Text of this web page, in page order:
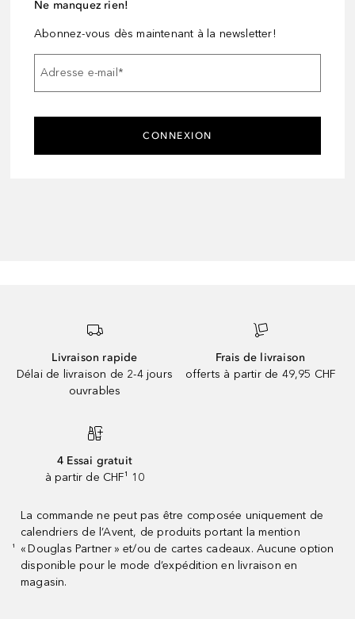
Ne manquez rien!
Abonnez-vous dès maintenant à la newsletter!
Adresse e-mail*
CONNEXION
Livraison rapide
Délai de livraison de 2-4 jours
ouvrables
Frais de livraison
offerts à partir de 49,95 CHF
4 Essai gratuit
à partir de CHF¹ 10
¹
La commande ne peut pas être composée uniquement de
calendriers de l’Avent, de produits portant la mention
« Douglas Partner » et/ou de cartes cadeaux. Aucune option
disponible pour le mode d’expédition en livraison en
magasin.